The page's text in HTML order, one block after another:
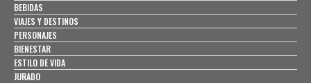
BEBIDAS
VIAJES Y DESTINOS
PERSONAJES
BIENESTAR
ESTILO DE VIDA
JURADO